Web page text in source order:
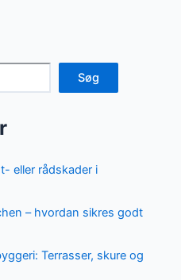
Søg
eller rådskader i
– hvordan sikres godt
Terrasser, skure og